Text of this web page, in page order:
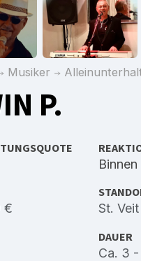
Musiker
P.
€ St.
DAUER
Ca. 3 -